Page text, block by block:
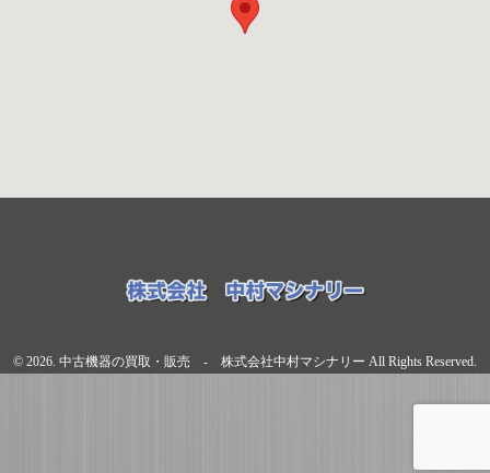
© 2026. 中古機器の買取・販売 - 株式会社中村マシナリー All Rights Reserved.